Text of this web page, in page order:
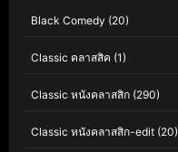
Black Comedy (20)
Classic คลาสสิค (1)
Classic หนังคลาสสิก (290)
Classic หนังคลาสสิก-edit (20)